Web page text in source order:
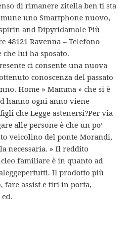
di rimanere zitella ben ti sta
uno Smartphone nuovo,
and Dipyridamole Più
48121 Ravenna – Telefono
che lui ha sposato.
ci consente una nuova
conoscenza del passato
Home » Mamma » che si è
hanno ogni anno viene
che Legge astenersi?Per via
alle persone è che un po‘
veicolino del ponte Morandi,
necessaria. » Il reddito
familiare è in quanto ad
Il prodotto più
fare assist e tiri in porta,